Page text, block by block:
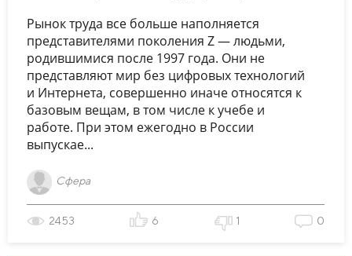
Рынок труда все больше наполняется
представителями поколения Z — людьми,
родившимися после 1997 года. Они не
представляют мир без цифровых технологий
и Интернета, совершенно иначе относятся к
базовым вещам, в том числе к учебе и
работе. При этом ежегодно в России
выпускае...
Сфера
2453 6 1 0